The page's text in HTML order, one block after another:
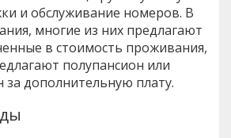
и обслуживание номеров. В
многие из них предлагают
в стоимость проживания,
полупансион или
за дополнительную плату.